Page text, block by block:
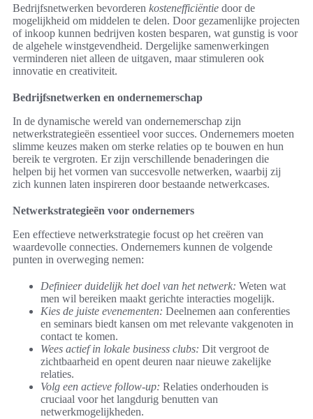
Bedrijfsnetwerken bevorderen kostenefficiëntie door de
mogelijkheid om middelen te delen. Door gezamenlijke projecten
of inkoop kunnen bedrijven kosten besparen, wat gunstig is voor
de algehele winstgevendheid. Dergelijke samenwerkingen
verminderen niet alleen de uitgaven, maar stimuleren ook
innovatie en creativiteit.
Bedrijfsnetwerken en ondernemerschap
In de dynamische wereld van ondernemerschap zijn
netwerkstrategieën essentieel voor succes. Ondernemers moeten
slimme keuzes maken om sterke relaties op te bouwen en hun
bereik te vergroten. Er zijn verschillende benaderingen die
helpen bij het vormen van succesvolle netwerken, waarbij zij
zich kunnen laten inspireren door bestaande netwerkcases.
Netwerkstrategieën voor ondernemers
Een effectieve netwerkstrategie focust op het creëren van
waardevolle connecties. Ondernemers kunnen de volgende
punten in overweging nemen:
Definieer duidelijk het doel van het netwerk: Weten wat
men wil bereiken maakt gerichte interacties mogelijk.
Kies de juiste evenementen: Deelnemen aan conferenties
en seminars biedt kansen om met relevante vakgenoten in
contact te komen.
Wees actief in lokale business clubs: Dit vergroot de
zichtbaarheid en opent deuren naar nieuwe zakelijke
relaties.
Volg een actieve follow-up: Relaties onderhouden is
cruciaal voor het langdurig benutten van
netwerkmogelijkheden.